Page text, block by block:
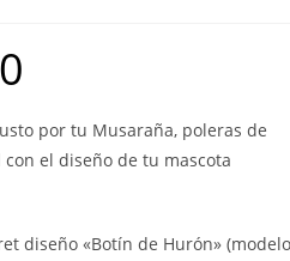
por tu Musaraña, poleras de
el diseño de tu mascota
diseño «Botín de Hurón»